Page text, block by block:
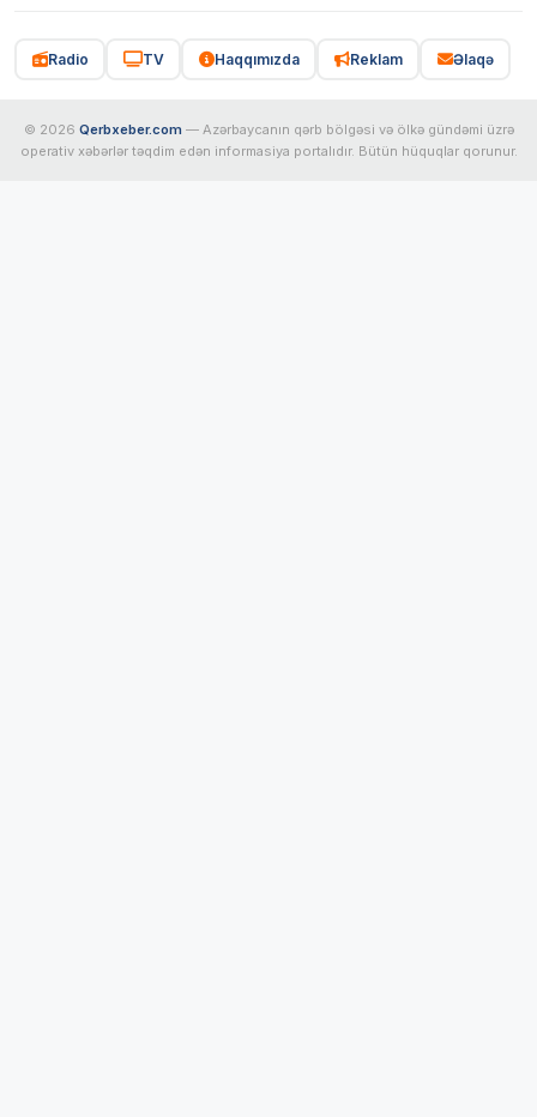
Radio TV Haqqımızda Reklam Əlaqə
© 2026 Qerbxeber.com — Azərbaycanın qərb bölgəsi və ölkə gündəmi üzrə
operativ xəbərlər təqdim edən informasiya portalıdır. Bütün hüquqlar qorunur.